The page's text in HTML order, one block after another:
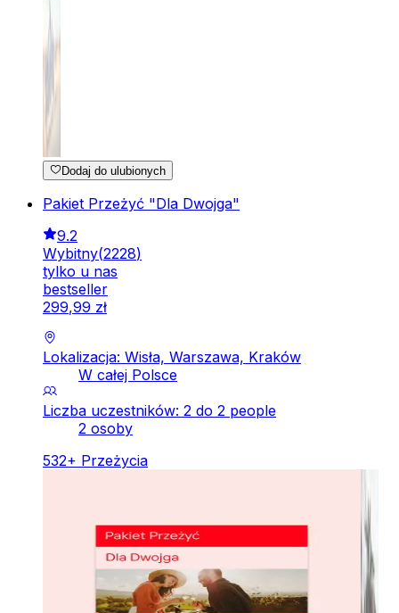
Dodaj do ulubionych
Pakiet Przeżyć "Dla Dwojga"
9.2
Wybitny(2228)
tylko u nas
bestseller
299,99 zł
Lokalizacja: Wisła, Warszawa, Kraków
W całej Polsce
Liczba uczestników: 2 do 2 people
2 osoby
532+ Przeżycia